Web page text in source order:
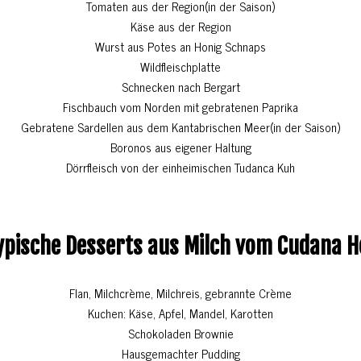
Tomaten aus der Region(in der Saison)
Käse aus der Region
Wurst aus Potes an Honig Schnaps
Wildfleischplatte
Schnecken nach Bergart
Fischbauch vom Norden mit gebratenen Paprika
Gebratene Sardellen aus dem Kantabrischen Meer(in der Saison)
Boronos aus eigener Haltung
Dörrfleisch von der einheimischen Tudanca Kuh
Desserts aus Milch vom Cudana
Flan, Milchcrème, Milchreis, gebrannte Crème
Kuchen: Käse, Apfel, Mandel, Karotten
Schokoladen Brownie
Hausgemachter Pudding